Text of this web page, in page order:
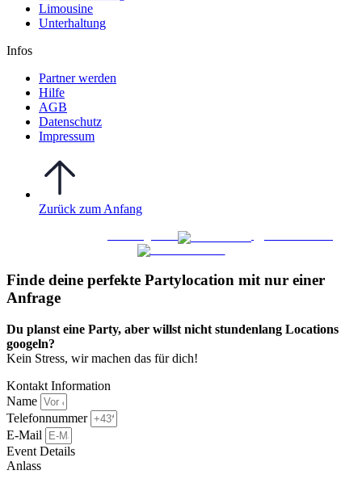
Limousine
Unterhaltung
Infos
Partner werden
Hilfe
AGB
Datenschutz
Impressum
Zurück zum Anfang
Finde deine perfekte Partylocation mit nur einer
Anfrage​
Du planst eine Party, aber willst nicht stundenlang Locations
googeln?
Kein Stress, wir machen das für dich!
Kontakt Information
Name
Telefonnummer
E-Mail
Event Details
Anlass